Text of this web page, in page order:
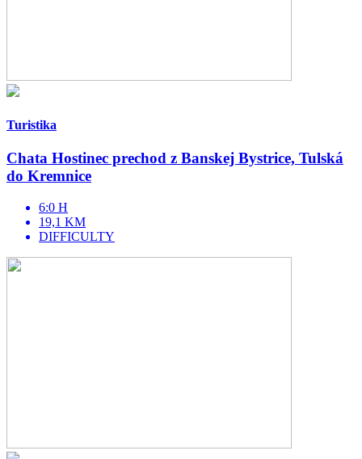
Turistika
Chata Hostinec prechod z Banskej Bystrice, Tulská
do Kremnice
6:0 H
19,1 KM
DIFFICULTY